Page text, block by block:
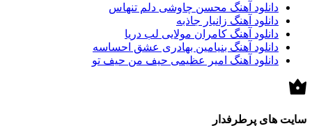
دانلود آهنگ محسن چاوشی دلم تنهاس
دانلود آهنگ زانیار جاذبه
دانلود آهنگ کامران مولایی لب دریا
دانلود آهنگ بنیامین بهادری عشق احساسه
دانلود آهنگ امیر عظیمی حیف من حیف تو
سایت های پرطرفدار